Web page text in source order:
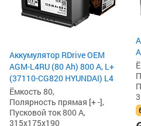
Аккумулятор RDrive OEM
AGM-L4RU (80 Ah) 800 А, L+
(37110-CG820 HYUNDAI) L4
Ёмкость 80,
Полярность прямая [+ -],
Пусковой ток 800 А,
315x175x190